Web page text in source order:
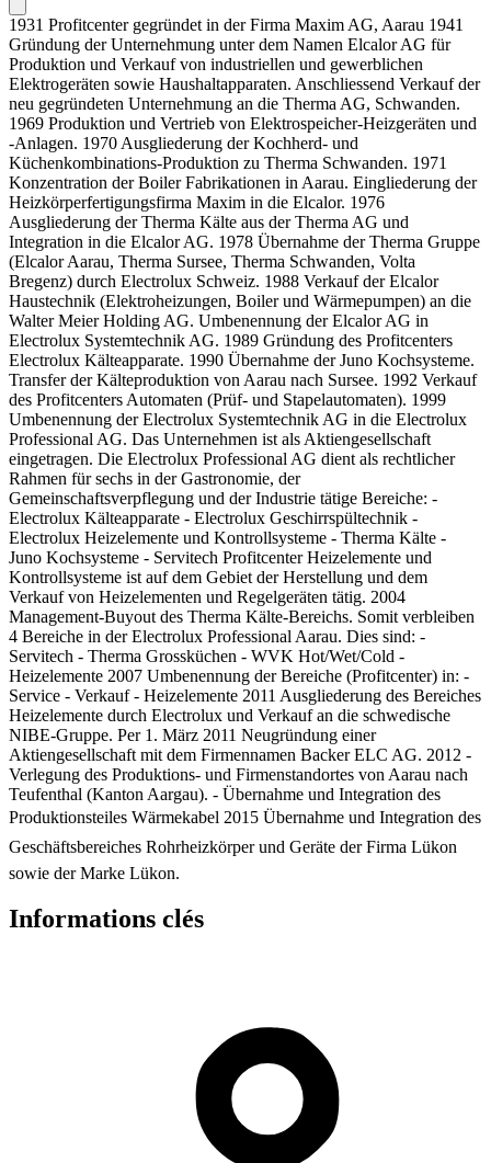
1931 Profitcenter gegründet in der Firma Maxim AG, Aarau 1941
Gründung der Unternehmung unter dem Namen Elcalor AG für
Produktion und Verkauf von industriellen und gewerblichen
Elektrogeräten sowie Haushaltapparaten. Anschliessend Verkauf der
neu gegründeten Unternehmung an die Therma AG, Schwanden.
1969 Produktion und Vertrieb von Elektrospeicher-Heizgeräten und
-Anlagen. 1970 Ausgliederung der Kochherd- und
Küchenkombinations-Produktion zu Therma Schwanden. 1971
Konzentration der Boiler Fabrikationen in Aarau. Eingliederung der
Heizkörperfertigungsfirma Maxim in die Elcalor. 1976
Ausgliederung der Therma Kälte aus der Therma AG und
Integration in die Elcalor AG. 1978 Übernahme der Therma Gruppe
(Elcalor Aarau, Therma Sursee, Therma Schwanden, Volta
Bregenz) durch Electrolux Schweiz. 1988 Verkauf der Elcalor
Haustechnik (Elektroheizungen, Boiler und Wärmepumpen) an die
Walter Meier Holding AG. Umbenennung der Elcalor AG in
Electrolux Systemtechnik AG. 1989 Gründung des Profitcenters
Electrolux Kälteapparate. 1990 Übernahme der Juno Kochsysteme.
Transfer der Kälteproduktion von Aarau nach Sursee. 1992 Verkauf
des Profitcenters Automaten (Prüf- und Stapelautomaten). 1999
Umbenennung der Electrolux Systemtechnik AG in die Electrolux
Professional AG. Das Unternehmen ist als Aktiengesellschaft
eingetragen. Die Electrolux Professional AG dient als rechtlicher
Rahmen für sechs in der Gastronomie, der
Gemeinschaftsverpflegung und der Industrie tätige Bereiche: -
Electrolux Kälteapparate - Electrolux Geschirrspültechnik -
Electrolux Heizelemente und Kontrollsysteme - Therma Kälte -
Juno Kochsysteme - Servitech Profitcenter Heizelemente und
Kontrollsysteme ist auf dem Gebiet der Herstellung und dem
Verkauf von Heizelementen und Regelgeräten tätig. 2004
Management-Buyout des Therma Kälte-Bereichs. Somit verbleiben
4 Bereiche in der Electrolux Professional Aarau. Dies sind: -
Servitech - Therma Grossküchen - WVK Hot/Wet/Cold -
Heizelemente 2007 Umbenennung der Bereiche (Profitcenter) in: -
Service - Verkauf - Heizelemente 2011 Ausgliederung des Bereiches
Heizelemente durch Electrolux und Verkauf an die schwedische
NIBE-Gruppe. Per 1. März 2011 Neugründung einer
Aktiengesellschaft mit dem Firmennamen Backer ELC AG. 2012 -
Verlegung des Produktions- und Firmenstandortes von Aarau nach
Teufenthal (Kanton Aargau). - Übernahme und Integration des
Produktionsteiles Wärmekabel 2015 Übernahme und Integration des
Geschäftsbereiches Rohrheizkörper und Geräte der Firma Lükon
sowie der Marke Lükon.
Informations clés